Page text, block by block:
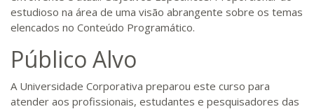
estudioso na área de uma visão abrangente sobre os temas
elencados no Conteúdo Programático.
Público Alvo
A Universidade Corporativa preparou este curso para
atender aos profissionais, estudantes e pesquisadores das